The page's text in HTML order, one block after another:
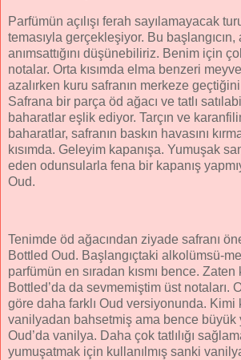
Parfümün açılışı ferah sayılamayacak
temasıyla gerçekleşiyor. Bu başlangıcın,
anımsattığını düşünebiliriz. Benim için
notalar. Orta kısımda elma benzeri
azalırken kuru safranın merkeze
Safrana bir parça öd ağacı ve tatlı
baharatlar eşlik ediyor. Tarçın ve
baharatlar, safranın baskın havasını
kısımda. Geleyim kapanışa. Yumuşak
eden odunsularla fena bir kapanış
Oud.
Tenimde öd ağacından ziyade safranı
Bottled Oud. Başlangıçtaki alkolümsü-
parfümün en sıradan kısmı bence.
Bottled’da da sevmemiştim üst notaları.
göre daha farklı Oud versiyonunda. Kimi
vanilyadan bahsetmiş ama bence büyük
Oud’da vanilya. Daha çok tatlılığı
yumuşatmak için kullanılmış sanki